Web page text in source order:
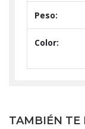
Peso:
Color:
TAMBIÉN TE